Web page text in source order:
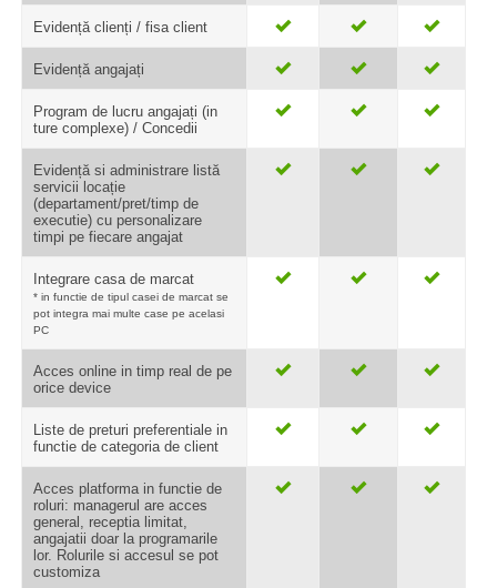
Evidență clienți / fisa client
Evidență angajați
Program de lucru angajați (in
ture complexe) / Concedii
Evidență si administrare listă
servicii locație
(departament/pret/timp de
executie) cu personalizare
timpi pe fiecare angajat
Integrare casa de marcat
* in functie de tipul casei de marcat se
pot integra mai multe case pe acelasi
PC
Acces online in timp real de pe
orice device
Liste de preturi preferentiale in
functie de categoria de client
Acces platforma in functie de
roluri: managerul are acces
general, receptia limitat,
angajatii doar la programarile
lor. Rolurile si accesul se pot
customiza